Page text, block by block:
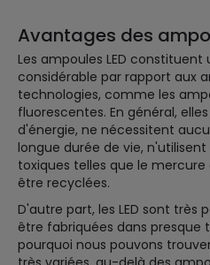
Avantages des
Les ampoules LED
considérable par rapport aux
technologies, comme les
fluorescentes. En général,
d'énergie, ne nécessitent
longue durée de vie,
toxiques telles que le
être recyclées.
D'autre part, les LED sont très
être fabriquées dans presque
pourquoi nous pouvons